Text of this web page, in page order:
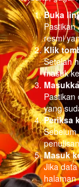
Buka
Pastikan
resmi
Klik
Setelah
masuk
Pastikan
yang
Periksa
Masuk
Jika
halaman